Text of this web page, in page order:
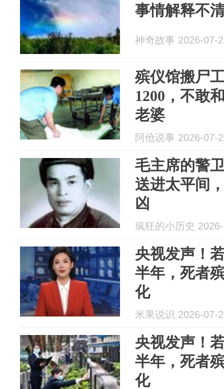
事情解释不
神奇故事 2026-07-
殡仪馆搬尸
1200，不敢
老婆
阿伧说事 2026-07-
毛主席的警
送进太平间
凶
疯狂的小历史
央视发声！
半年，死者
化
米果说识 2026-07-
央视发声！
半年，死者
化